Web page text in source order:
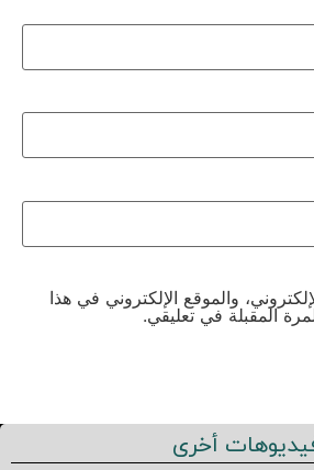
والموقع الإلكتروني في هذا
المقبلة في تعليقي.
أخرى